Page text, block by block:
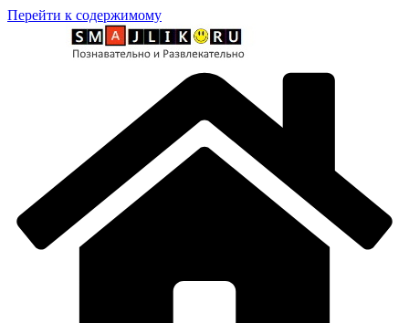
Перейти к содержимому